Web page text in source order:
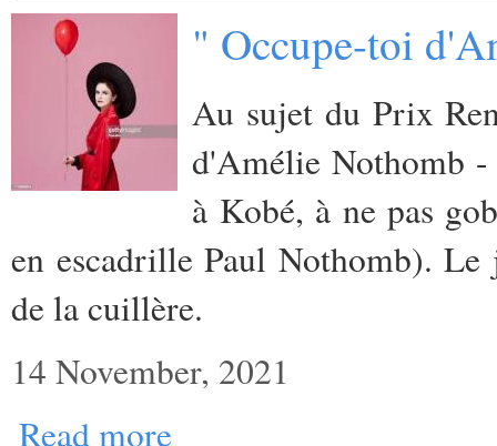
" Occupe-toi
Au sujet du Prix
d'Amélie Nothomb -
à Kobé, à ne pas
en escadrille Paul Nothomb).
de la cuillère.
14 November, 2021
Read more